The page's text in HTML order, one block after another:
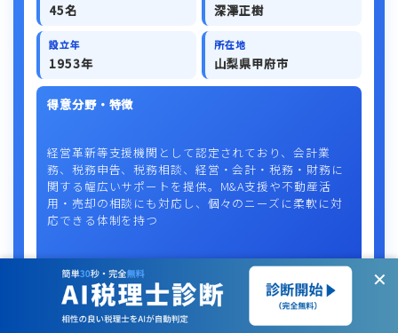
45名 深澤正樹
設立年
1953年
所在地
山梨県甲府市
得意分野・特徴
経営革新等支援機関として認定されており、会計業
務、税務申告、税務相談、経営・会計・税務・財務に
関する幅広いサポートを提供。M&A支援や不動産活
用・売却の相談にも対応し、個々のニーズに柔軟に対
応できる体制を持つ
事務所概要
✕